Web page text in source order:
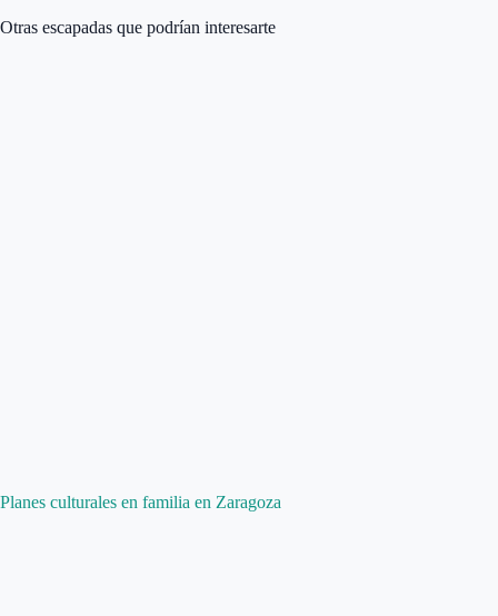
Otras escapadas que podrían interesarte
Planes culturales en familia en Zaragoza